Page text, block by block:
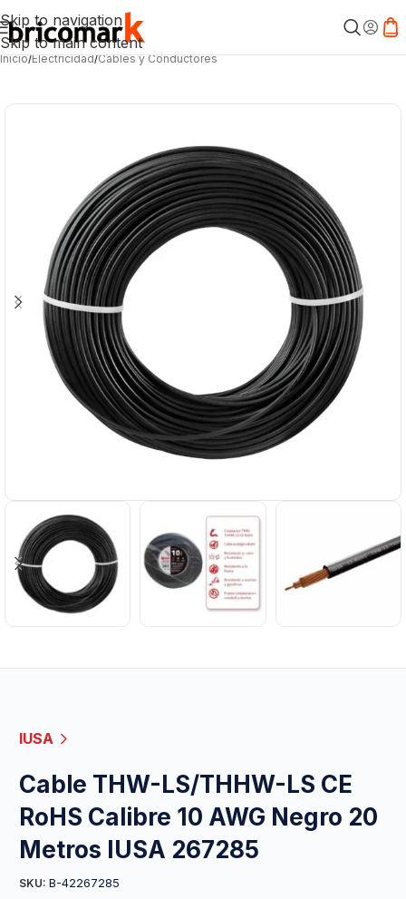
Skip to navigation
Skip to main content
Inicio/Electricidad/Cables y Conductores
IUSA
Cable THW-LS/THHW-LS CE
RoHS Calibre 10 AWG Negro 20
Metros IUSA 267285
SKU: B-42267285